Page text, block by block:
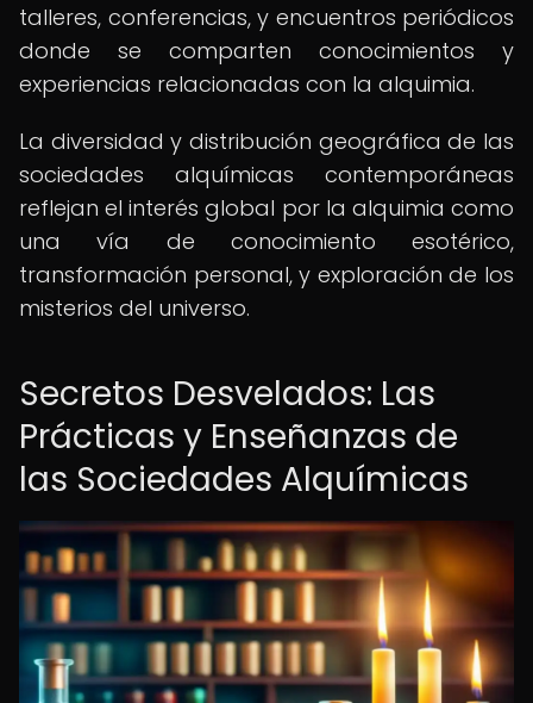
talleres, conferencias, y encuentros periódicos
donde se comparten conocimientos y
experiencias relacionadas con la alquimia.
La diversidad y distribución geográfica de las
sociedades alquímicas contemporáneas
reflejan el interés global por la alquimia como
una vía de conocimiento esotérico,
transformación personal, y exploración de los
misterios del universo.
Secretos Desvelados: Las
Prácticas y Enseñanzas de
las Sociedades Alquímicas